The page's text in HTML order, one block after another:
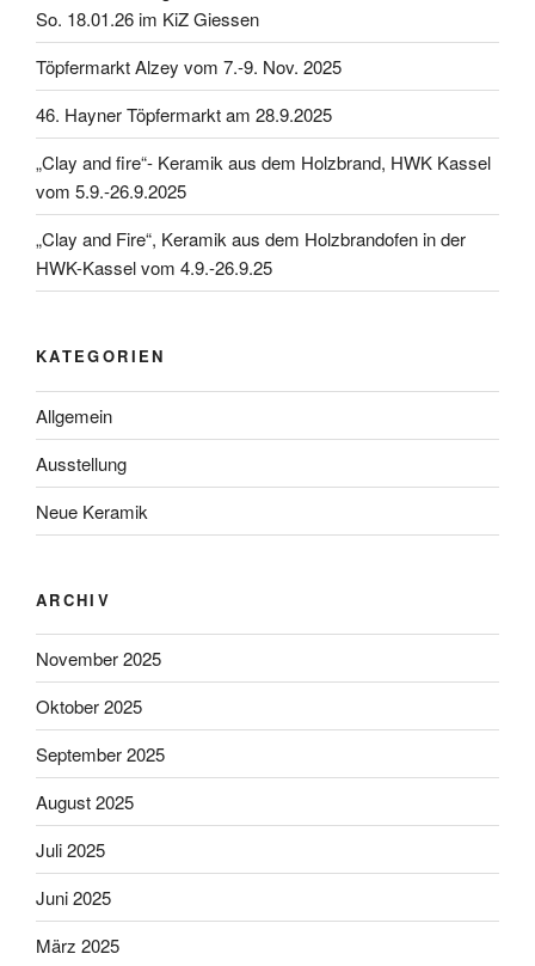
So. 18.01.26 im KiZ Giessen
Töpfermarkt Alzey vom 7.-9. Nov. 2025
46. Hayner Töpfermarkt am 28.9.2025
„Clay and fire“- Keramik aus dem Holzbrand, HWK Kassel
vom 5.9.-26.9.2025
„Clay and Fire“, Keramik aus dem Holzbrandofen in der
HWK-Kassel vom 4.9.-26.9.25
KATEGORIEN
Allgemein
Ausstellung
Neue Keramik
ARCHIV
November 2025
Oktober 2025
September 2025
August 2025
Juli 2025
Juni 2025
März 2025